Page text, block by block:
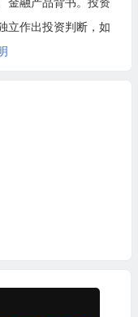
立作出投资判断，如